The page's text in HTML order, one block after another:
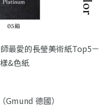
最愛的長瑩美術紙Top5－
&色紙
德國）